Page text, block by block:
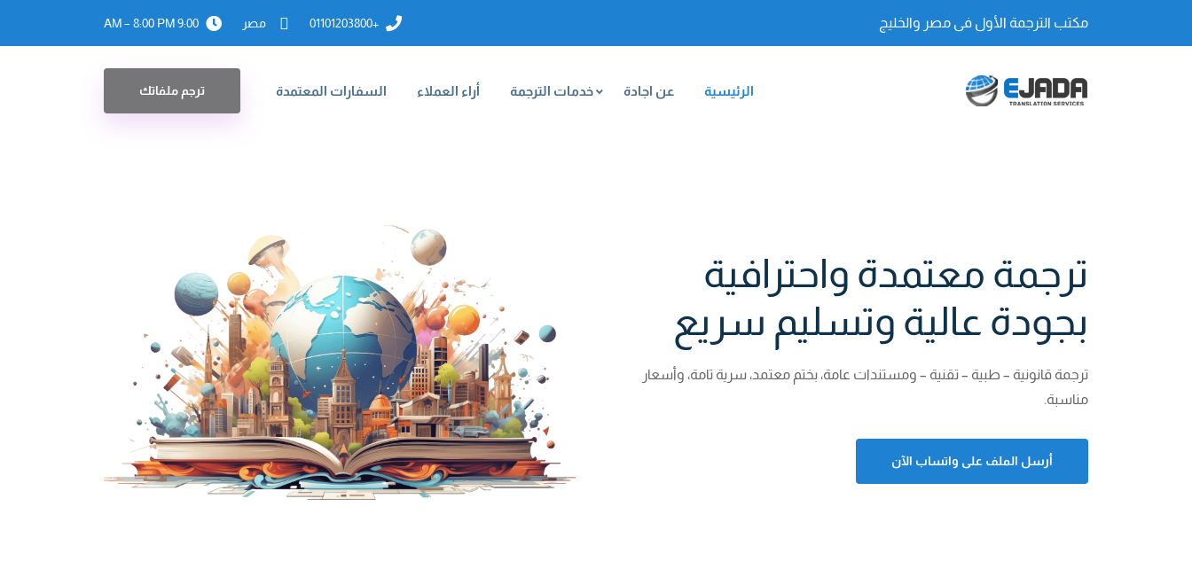
مكتب الترجمة الأول فى مصر والخليج +01101203800 مصر 9:00 AM – 8:00 PM
الرئيسية عن اجادة خدمات الترجمة أراء العملاء السفارات المعتمدة ترجم ملفاتك
ترجمة معتمدة واحترافية
بجودة عالية وتسليم سريع
ترجمة قانونية – طبية – تقنية – ومستندات عامة، بختم معتمد، سرية تامة، وأسعار
مناسبة.
أرسل الملف على واتساب الآن